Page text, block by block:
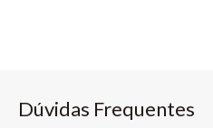
Dúvidas Frequentes